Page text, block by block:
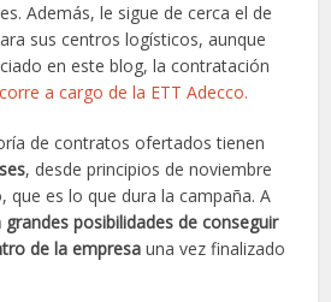
Además, le sigue de cerca el de
sus centros logísticos, aunque
en este blog, la contratación
corre a cargo de la ETT Adecco.
de contratos ofertados tienen
, desde principios de noviembre
que es lo que dura la campaña. A
grandes posibilidades de conseguir
de la empresa una vez finalizado